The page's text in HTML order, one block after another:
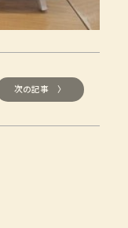
次の記事 〉